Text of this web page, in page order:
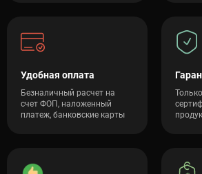
Удобная оплата
Безналичный расчет на
счет ФОП, наложенный
платеж, банковские карты